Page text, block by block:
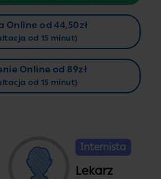
Online od 44,50zł
od 15 minut)
Online od 89zł
od 15 minut)
Internista
Lekarz